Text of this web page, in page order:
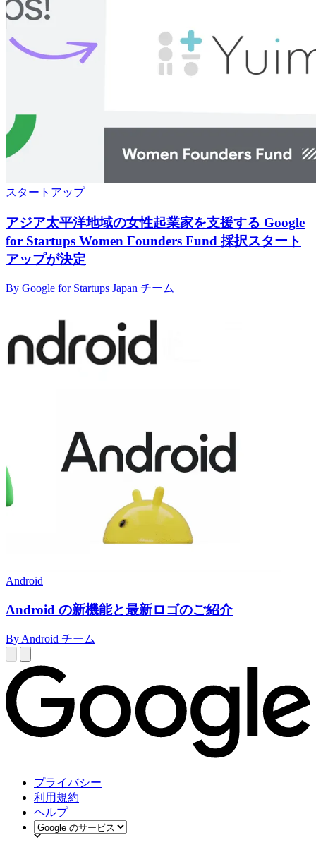
スタートアップ
アジア太平洋地域の女性起業家を支援する Google
for Startups Women Founders Fund 採択スタート
アップが決定
By Google for Startups Japan チーム
Android
Android の新機能と最新ロゴのご紹介
By Android チーム
プライバシー
利用規約
ヘルプ